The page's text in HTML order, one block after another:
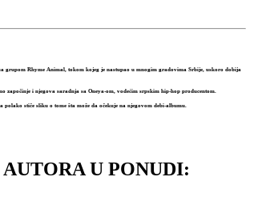
grupom Rhyme Animal, tokom kojeg je nastupao u mnogim gradovima Srbije, uskoro dobija
započinje i njegova saradnja sa Oneya-om, vodećim srpskim hip-hop producentom.
stiče sliku o tome šta može da očekuje na njegovom debi-albumu.
U PONUDI: